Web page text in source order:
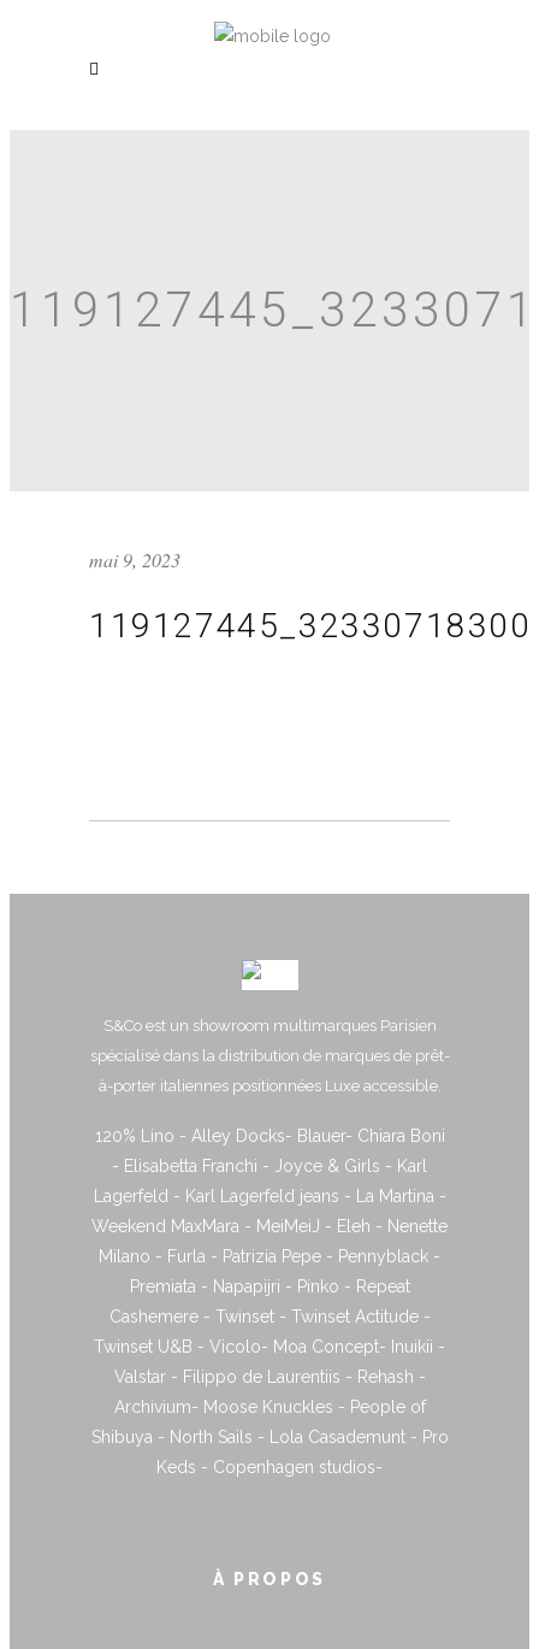
mai 9, 2023
S&Co est un showroom multimarques Parisien
spécialisé dans la distribution de marques de prêt-
à-porter italiennes positionnées Luxe accessible.
120% Lino - Alley Docks- Blauer- Chiara Boni
- Elisabetta Franchi - Joyce & Girls - Karl
Lagerfeld - Karl Lagerfeld jeans - La Martina -
Weekend MaxMara - MeiMeiJ - Eleh - Nenette
Milano - Furla - Patrizia Pepe - Pennyblack -
Premiata - Napapijri - Pinko - Repeat
Cashemere - Twinset - Twinset Actitude -
Twinset U&B - Vicolo- Moa Concept- Inuikii -
Valstar - Filippo de Laurentiis - Rehash -
Archivium- Moose Knuckles - People of
Shibuya - North Sails - Lola Casademunt - Pro
Keds - Copenhagen studios-
À PROPOS